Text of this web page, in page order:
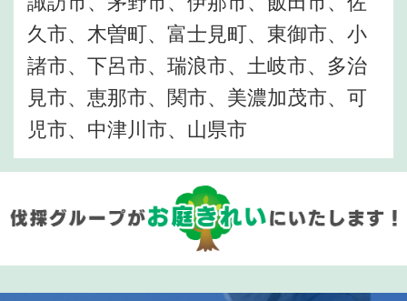
久市、木曽町、富士見町、東御市、小
諸市、下呂市、瑞浪市、土岐市、多治
見市、恵那市、関市、美濃加茂市、可
児市、中津川市、山県市